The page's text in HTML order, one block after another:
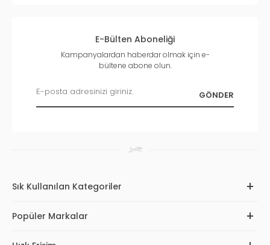
E-Bülten Aboneliği
Kampanyalardan haberdar olmak için e-
bültene abone olun.
Sık Kullanılan Kategoriler
Popüler Markalar